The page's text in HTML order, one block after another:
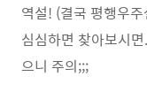
역설! (결국 평행우
심심하면 찾아보시
으니 주의;;;